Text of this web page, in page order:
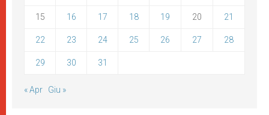
15 16 17 18 19 20 21
22 23 24 25 26 27 28
29 30 31
« Apr Giu »